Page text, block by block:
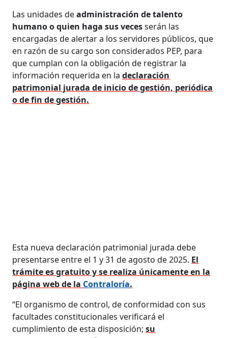
Las unidades deadministración de talento
humano o quien haga sus vecesserán las
encargadas de alertar a los servidores públicos, que
en razón de su cargo son considerados PEP, para
que cumplan con la obligación de registrar la
información requerida en ladeclaración
patrimonial jurada de inicio de gestión, periódica
o de fin de gestión.
Esta nueva declaración patrimonial jurada debe
presentarse entre el 1 y 31 de agosto de 2025. El
trámite es gratuito y se realiza únicamente en la
página web de la Contraloría.
“El organismo de control, de conformidad con sus
facultades constitucionales verificará el
cumplimiento de esta disposición;su